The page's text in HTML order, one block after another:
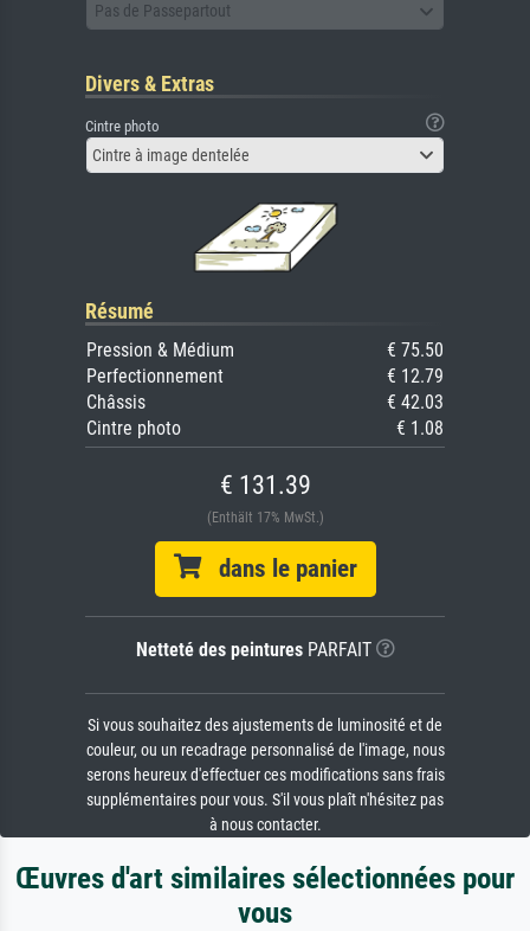
Pas de Passepartout
Divers & Extras
Cintre photo
Cintre à image dentelée
Résumé
Pression & Médium
€ 75.50
Perfectionnement
€ 12.79
Châssis
€ 42.03
Cintre photo
€ 1.08
€ 131.39
(Enthält 17% MwSt.)
dans le panier
Netteté des peinturesPARFAIT
Si vous souhaitez des ajustements de luminosité et de
couleur, ou un recadrage personnalisé de l'image, nous
serons heureux d'effectuer ces modifications sans frais
supplémentaires pour vous. S'il vous plaît n'hésitez pas
à nous contacter.
Œuvres d'art similaires sélectionnées pour
vous